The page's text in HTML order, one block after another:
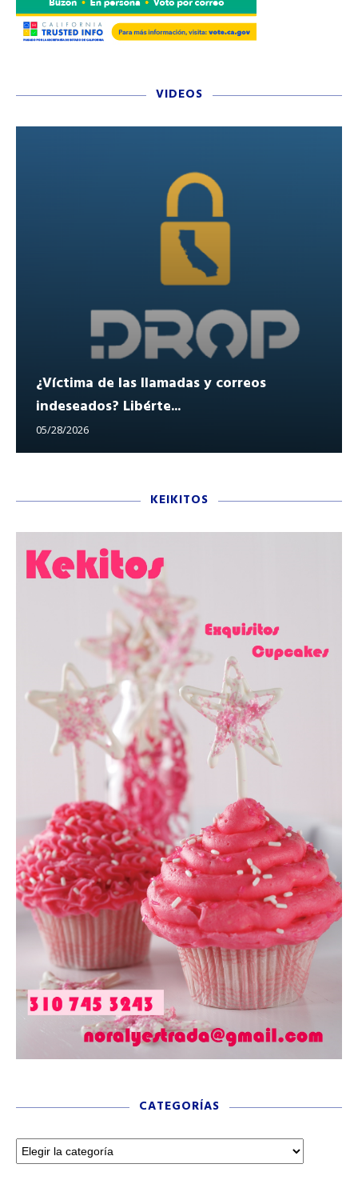
VIDEOS
¿Víctima de las llamadas y correos
indeseados? Libérte...
05/28/2026
KEIKITOS
CATEGORÍAS